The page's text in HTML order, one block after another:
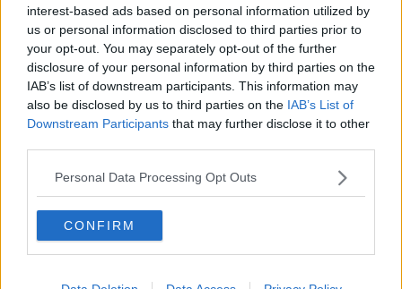
interest-based ads based on personal information utilized by
us or personal information disclosed to third parties prior to
your opt-out. You may separately opt-out of the further
disclosure of your personal information by third parties on the
IAB’s list of downstream participants. This information may
also be disclosed by us to third parties on the IAB’s List of
Downstream Participants that may further disclose it to other
Personal Data Processing Opt Outs
CONFIRM
Olimpiadi, tutti gli atleti fiorentini a Tokyo
Fiorentini a Tokyo, ecco come seguirli sui social
​Il tiro a segno trasformato in rifugio di fortuna
Olimpiadi e Paralimpiadi Uisp, tutte le medaglie
Calafuria e le altre, il Demanio mette a bando i
Ilicic, Gila, Alonso, Fiorentina in Europa